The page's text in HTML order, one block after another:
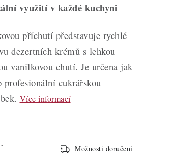
využití v každé kuchyni
příchutí představuje rychlé
dezertních krémů s lehkou
vanilkovou chutí. Je určena jak
cukrářskou
Více informací
Možnosti doručení